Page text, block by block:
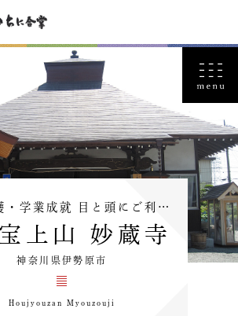
・学業成就 目と頭にご利…
宝上山 妙蔵寺
神奈川県伊勢原市
Houjyouzan Myouzouji